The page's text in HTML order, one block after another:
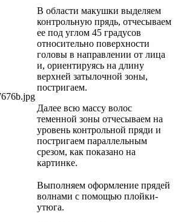
В области макушки выделяем
контрольную прядь, отчесываем
ее под углом 45 градусов
относительно поверхности
головы в направлении от лица
и, ориентируясь на длину
верхней затылочной зоны,
постригаем.
Далее всю массу волос
теменной зоны отчесываем на
уровень контрольной пряди и
постригаем параллельным
срезом, как показано на
картинке.
Выполняем оформление прядей
волнами с помощью плойки-
утюга.